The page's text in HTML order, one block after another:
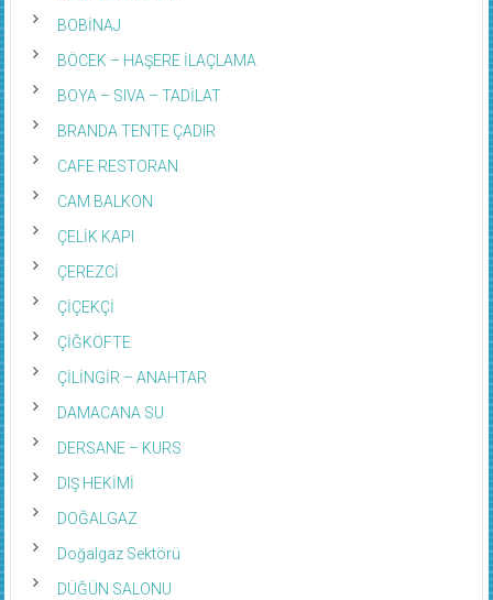
BOBİNAJ
BÖCEK – HAŞERE İLAÇLAMA
BOYA – SIVA – TADİLAT
BRANDA TENTE ÇADIR
CAFE RESTORAN
CAM BALKON
ÇELİK KAPI
ÇEREZCİ
ÇİÇEKÇİ
ÇİĞKÖFTE
ÇİLİNGİR – ANAHTAR
DAMACANA SU
DERSANE – KURS
DIŞ HEKİMİ
DOĞALGAZ
Doğalgaz Sektörü
DÜĞÜN SALONU